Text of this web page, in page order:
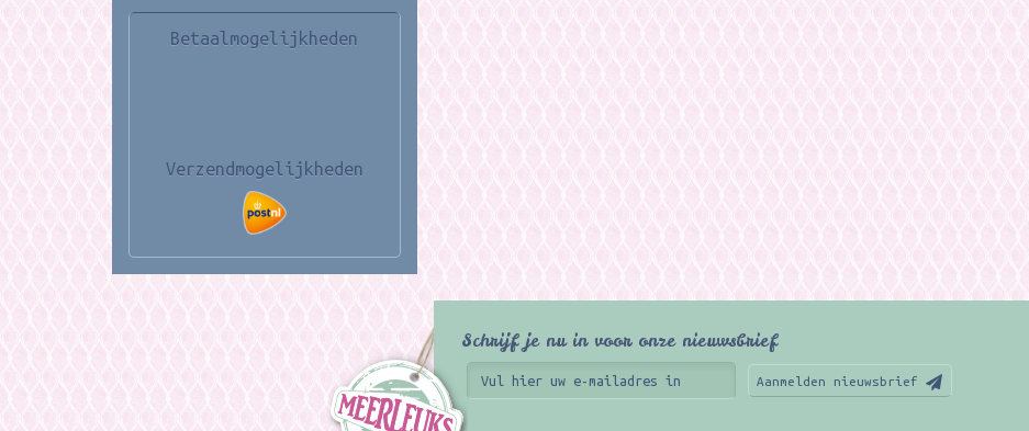
Betaalmogelijkheden
Verzendmogelijkheden
Schrijf je nu in voor onze nieuwsbrief
Aanmelden nieuwsbrief